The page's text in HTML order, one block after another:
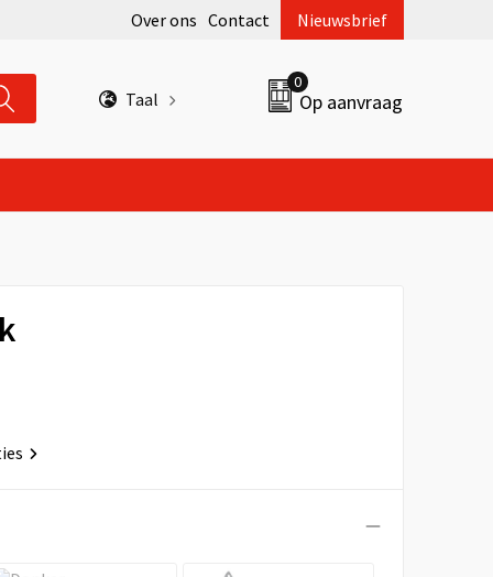
Over ons Contact Nieuwsbrief
Taal
0
Op aanvraag